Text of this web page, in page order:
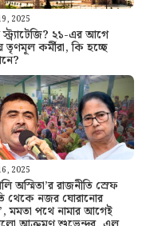
2025
২১-এর আগে
তৃণমূল কর্মীরা, কি হচ্ছে
2025
অস্মিতা’র রাজনীতি স্রেফ
থেকে নজর ঘোরানোর
মমতা পথে নামার আগেই